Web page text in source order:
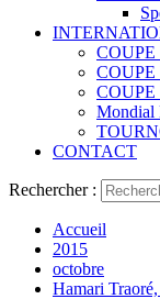
Mondial
CONTACT
Rechercher :
Accueil
2015
octobre
Hamari